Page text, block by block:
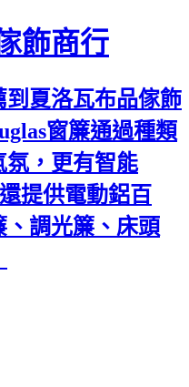
飾商行
夏洛瓦布品傢飾
窗簾通過種類
氛，更有智能
提供電動鋁百
、調光簾、床頭